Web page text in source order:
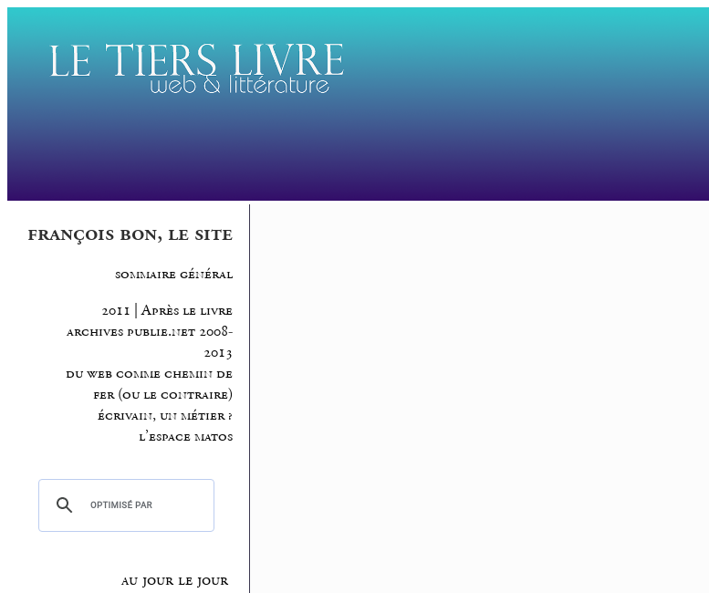
françois bon, le site
sommaire général
2011 | Après le livre
archives publie.net 2008-
2013
du web comme chemin de
fer (ou le contraire)
écrivain, un métier ?
l’espace matos
au jour le jour